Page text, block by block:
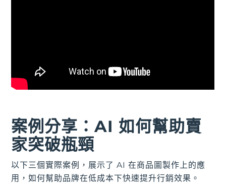
案例分享：AI 如何幫助賣
家突破瓶頸
以下三個實際案例，展示了 AI 在商品圖製作上的應
用，如何幫助品牌在低成本下快速提升行銷效果。